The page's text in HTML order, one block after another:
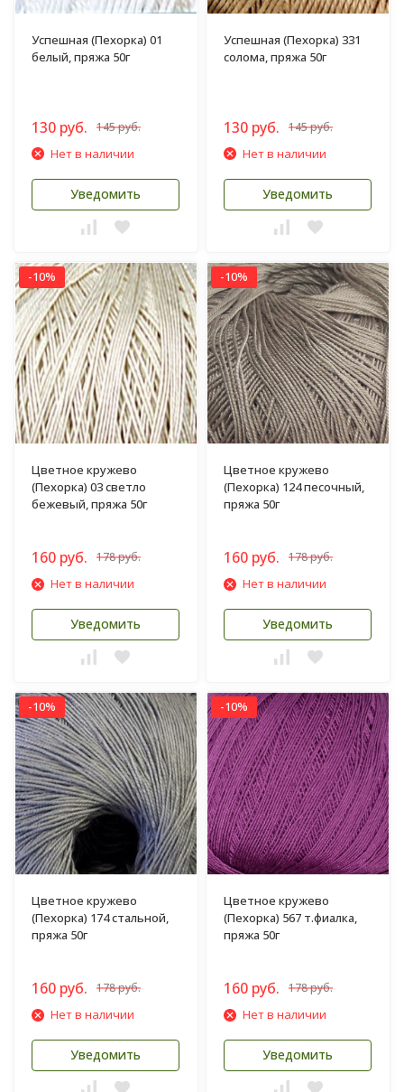
Успешная (Пехорка) 01
белый, пряжа 50г
130 руб. 145 руб.
Нет в наличии
Уведомить
Успешная (Пехорка) 331
солома, пряжа 50г
130 руб. 145 руб.
Нет в наличии
Уведомить
-10%
Цветное кружево
(Пехорка) 03 светло
бежевый, пряжа 50г
160 руб. 178 руб.
Нет в наличии
Уведомить
-10%
Цветное кружево
(Пехорка) 124 песочный,
пряжа 50г
160 руб. 178 руб.
Нет в наличии
Уведомить
-10%
Цветное кружево
(Пехорка) 174 стальной,
пряжа 50г
160 руб. 178 руб.
Нет в наличии
Уведомить
-10%
Цветное кружево
(Пехорка) 567 т.фиалка,
пряжа 50г
160 руб. 178 руб.
Нет в наличии
Уведомить